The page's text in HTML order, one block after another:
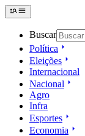
Buscar
Política
Eleições
Internacional
Nacional
Agro
Infra
Esportes
Economia